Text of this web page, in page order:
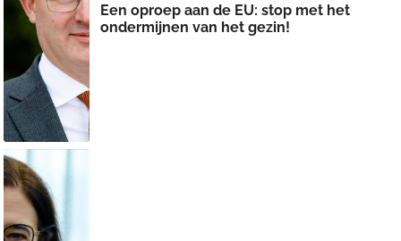
Een oproep aan de EU: stop met het
ondermijnen van het gezin!